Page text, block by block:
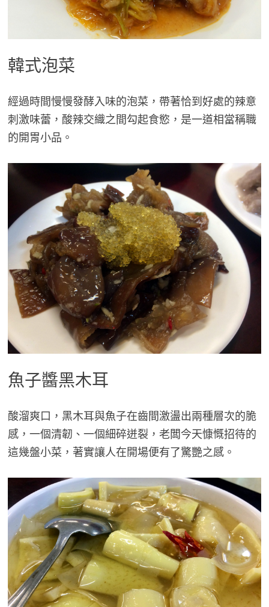
韓式泡菜
經過時間慢慢發酵入味的泡菜，帶著恰到好處的辣意
刺激味蕾，酸辣交織之間勾起食慾，是一道相當稱職
的開胃小品。
魚子醬黑木耳
酸溜爽口，黑木耳與魚子在齒間激盪出兩種層次的脆
感，一個清韌、一個細碎迸裂，老闆今天慷慨招待的
這幾盤小菜，著實讓人在開場便有了驚艷之感。